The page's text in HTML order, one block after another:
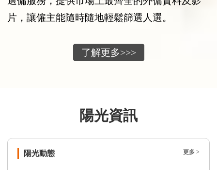
片，讓僱主能隨時隨地輕鬆篩選人選。
了解更多>>>
陽光資訊
陽光動態 更多 >